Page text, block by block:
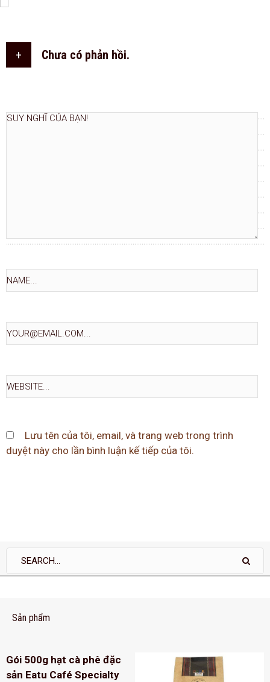
+ Chưa có phản hồi.
Lưu tên của tôi, email, và trang web trong trình
duyệt này cho lần bình luận kế tiếp của tôi.
Sản phẩm
Gói 500g hạt cà phê đặc
sản Eatu Café Specialty